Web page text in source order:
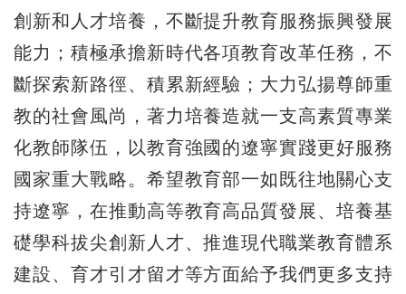
創新和人才培養，不斷提升教育服務振興發展
能力；積極承擔新時代各項教育改革任務，不
斷探索新路徑、積累新經驗；大力弘揚尊師重
教的社會風尚，著力培養造就一支高素質專業
化教師隊伍，以教育強國的遼寧實踐更好服務
國家重大戰略。希望教育部一如既往地關心支
持遼寧，在推動高等教育高品質發展、培養基
礎學科拔尖創新人才、推進現代職業教育體系
建設、育才引才留才等方面給予我們更多支持